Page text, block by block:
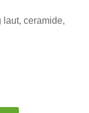
laut, ceramide,